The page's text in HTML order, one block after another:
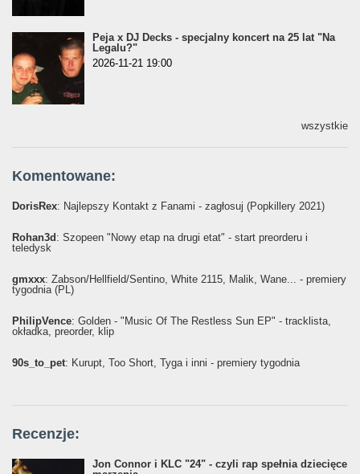
Peja x DJ Decks - specjalny koncert na 25 lat "Na
Legalu?"
2026-11-21 19:00
wszystkie
Komentowane:
DorisRex: Najlepszy Kontakt z Fanami - zagłosuj (Popkillery 2021)
Rohan3d : Szopeen "Nowy etap na drugi etat" - start preorderu i
teledysk
gmxxx: Żabson/Hellfield/Sentino, White 2115, Malik, Wane... - premiery
tygodnia (PL)
PhilipVence: Golden - "Music Of The Restless Sun EP" - tracklista,
okładka, preorder, klip
90s_to_pet: Kurupt, Too Short, Tyga i inni - premiery tygodnia
Recenzje:
Jon Connor i KLC "24" - czyli rap spełnia dziecięce